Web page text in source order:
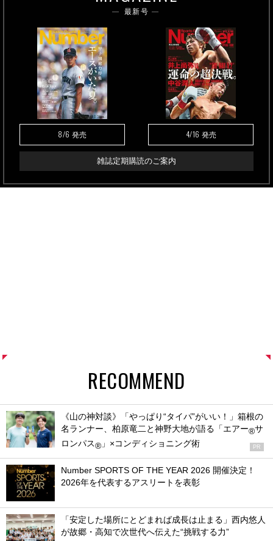
最新号
8/6 発売 4/16 発売
雑誌定期購読のご案内
RECOMMEND
《山の神対談》「やっぱり“タイパ”がいい！」箱根の
名ランナー、柏原竜二と神野大地が語る「エアー®サ
ロンパス® 」×コンディショニング術 PR
Number SPORTS OF THE YEAR 2026 開催決定！
2026年を代表するアスリートを表彰
「安定した場所にとどまれば成長は止まる」西内悠人
が故郷・高知で次世代へ伝えた“挑戦する力”